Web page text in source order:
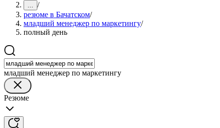
... /
резюме в Бачатском/
младший менеджер по маркетингу/
полный день
младший менеджер по маркетингу
Резюме